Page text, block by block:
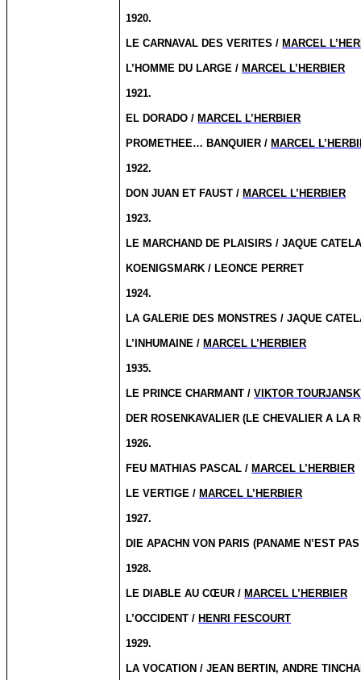
1920.
LE CARNAVAL DES VERITES / MARCEL
L’HOMME DU LARGE / MARCEL L’HERBIER
1921.
EL DORADO / MARCEL L’HERBIER
PROMETHEE… BANQUIER / MARCEL
1922.
DON JUAN ET FAUST / MARCEL L’HERBIER
1923.
LE MARCHAND DE PLAISIRS / JAQUE
KOENIGSMARK / LEONCE PERRET
1924.
LA GALERIE DES MONSTRES / JAQUE
L’INHUMAINE / MARCEL L’HERBIER
1935.
LE PRINCE CHARMANT /VIKTOR
DER ROSENKAVALIER (LE CHEVALIER A LA
1926.
FEU MATHIAS PASCAL / MARCEL L’HERBIER
LE VERTIGE / MARCEL L’HERBIER
1927.
DIE APACHN VON PARIS (PANAME N’EST
1928.
LE DIABLE AU CŒUR / MARCEL L’HERBIER
L’OCCIDENT / HENRI FESCOURT
1929.
LA VOCATION / JEAN BERTIN, ANDRE